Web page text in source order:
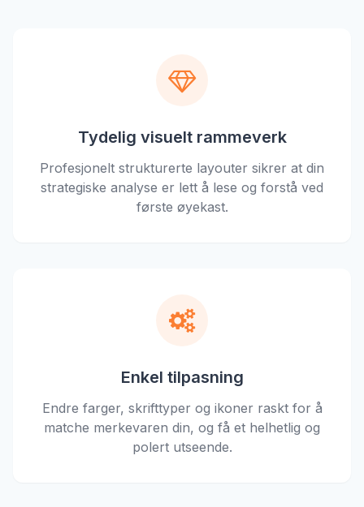
Tydelig visuelt rammeverk
Profesjonelt strukturerte layouter sikrer at din
strategiske analyse er lett å lese og forstå ved
første øyekast.
Enkel tilpasning
Endre farger, skrifttyper og ikoner raskt for å
matche merkevaren din, og få et helhetlig og
polert utseende.